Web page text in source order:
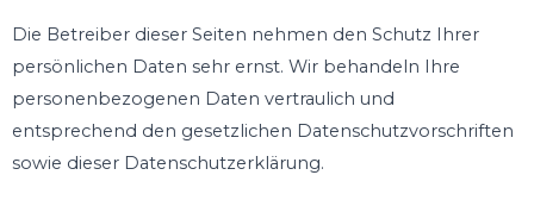
Die Betreiber dieser Seiten nehmen den Schutz Ihrer
persönlichen Daten sehr ernst. Wir behandeln Ihre
personenbezogenen Daten vertraulich und
entsprechend den gesetzlichen Datenschutzvorschriften
sowie dieser Datenschutzerklärung.